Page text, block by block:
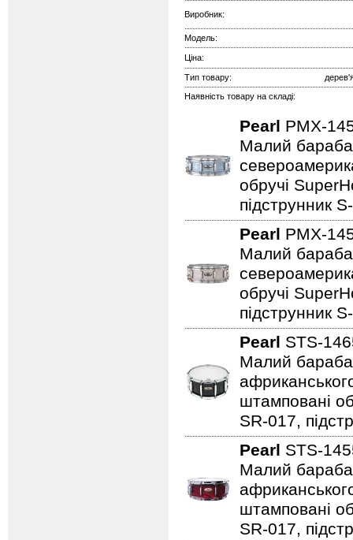
Виробник:
Модель:
Ціна:
Тип товару:
Наявність товару на складі:
Pearl PMX-
Малий
обручі
підструнник
Pearl PMX-
Малий
обручі
підструнник
Pearl STS-
Малий
штамповані
SR-017,
Pearl STS-
Малий
штамповані
SR-017,